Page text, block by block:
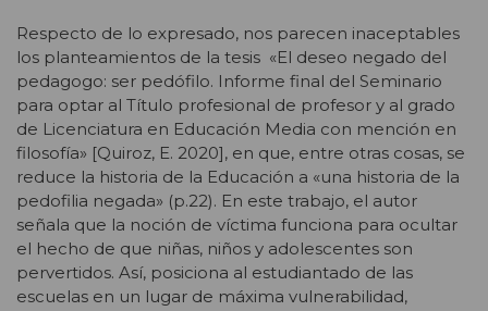
Respecto de lo expresado, nos parecen inaceptables
los planteamientos de la tesis «El deseo negado del
pedagogo: ser pedófilo. Informe final del Seminario
para optar al Título profesional de profesor y al grado
de Licenciatura en Educación Media con mención en
filosofía» [Quiroz, E. 2020], en que, entre otras cosas, se
reduce la historia de la Educación a «una historia de la
pedofilia negada» (p.22). En este trabajo, el autor
señala que la noción de víctima funciona para ocultar
el hecho de que niñas, niños y adolescentes son
pervertidos. Así, posiciona al estudiantado de las
escuelas en un lugar de máxima vulnerabilidad,